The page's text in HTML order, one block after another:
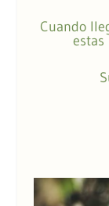
Cuando
estas